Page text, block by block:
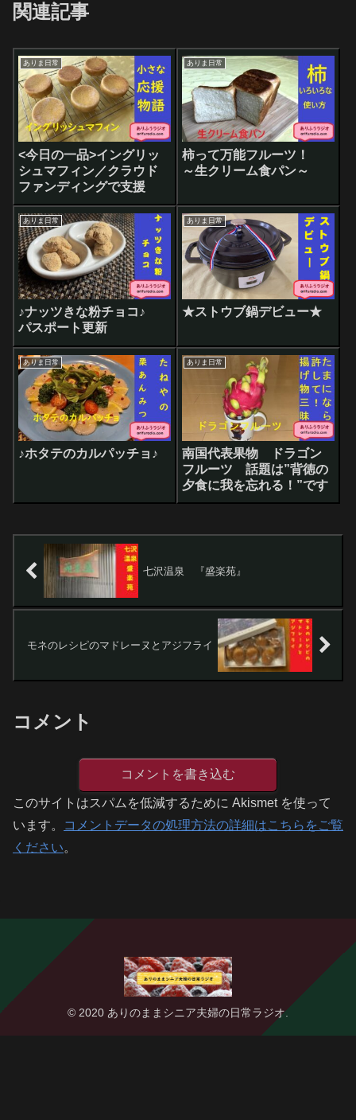
関連記事
ありま日常
<今日の一品>イングリッ
シュマフィン／クラウド
ファンディングで支援
ありま日常
柿って万能フルーツ！
～生クリーム食パン～
ありま日常
♪ナッツきな粉チョコ♪
パスポート更新
ありま日常
★ストウブ鍋デビュー★
ありま日常
♪ホタテのカルパッチョ♪
ありま日常
南国代表果物 ドラゴン
フルーツ 話題は”背徳の
夕食に我を忘れる！”です
七沢温泉 『盛楽苑』
モネのレシピのマドレーヌとアジフライ
コメント
コメントを書き込む
このサイトはスパムを低減するために Akismet を使って
います。
コメントデータの処理方法の詳細はこちらをご覧
ください。
© 2020 ありのままシニア夫婦の日常ラジオ.